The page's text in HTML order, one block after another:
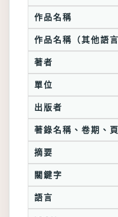
作品名稱
作品名稱（其他語言
著者
單位
出版者
著錄名稱、卷期、
摘要
關鍵字
語言